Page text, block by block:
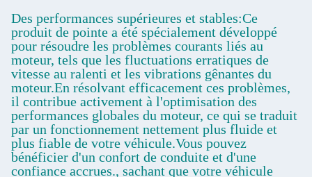
Des performances supérieures et stables:Ce
produit de pointe a été spécialement développé
pour résoudre les problèmes courants liés au
moteur, tels que les fluctuations erratiques de
vitesse au ralenti et les vibrations gênantes du
moteur.En résolvant efficacement ces problèmes,
il contribue activement à l'optimisation des
performances globales du moteur, ce qui se traduit
par un fonctionnement nettement plus fluide et
plus fiable de votre véhicule.Vous pouvez
bénéficier d'un confort de conduite et d'une
confiance accrues., sachant que votre véhicule